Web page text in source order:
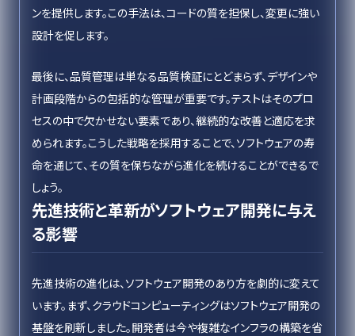
ンを提供します。この手法は、コードの質を担保し、変更に強い
設計を促します。
最後に、品質管理は単なる品質検証にとどまらず、デザインや
計画段階からの包括的な管理が重要です。テストはそのプロ
セスの中で欠かせない要素であり、継続的な改善と適応を求
められます。こうした戦略を採用することで、ソフトウェアの寿
命を通じて、その質を保ちながら進化を続けることができるで
しょう。
先進技術と革新がソフトウェア開発に与え
る影響
先進技術の進化は、ソフトウェア開発のあり方を劇的に変えて
います。まず、クラウドコンピューティングはソフトウェア開発の
基盤を刷新しました。開発者は今や複雑なインフラの構築を省